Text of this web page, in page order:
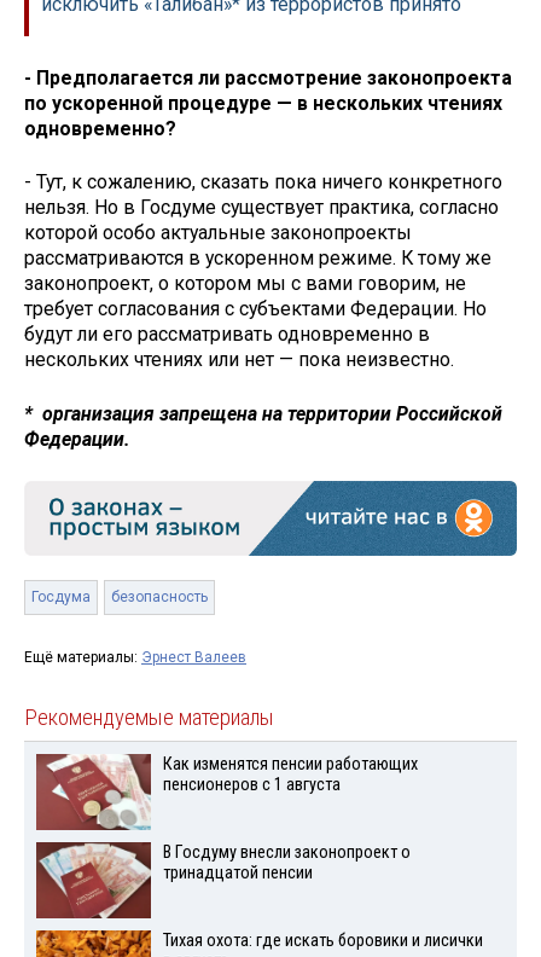
- Предполагается ли рассмотрение законопроекта
по ускоренной процедуре — в нескольких чтениях
одновременно?
- Тут, к сожалению, сказать пока ничего конкретного
нельзя. Но в Госдуме существует практика, согласно
которой особо актуальные законопроекты
рассматриваются в ускоренном режиме. К тому же
законопроект, о котором мы с вами говорим, не
требует согласования с субъектами Федерации. Но
будут ли его рассматривать одновременно в
нескольких чтениях или нет — пока неизвестно.
* организация запрещена на территории Российской
Федерации.
Госдума безопасность
Ещё материалы: Эрнест Валеев
Рекомендуемые материалы
Как изменятся пенсии работающих
пенсионеров с 1 августа
В Госдуму внесли законопроект о
тринадцатой пенсии
Тихая охота: где искать боровики и лисички